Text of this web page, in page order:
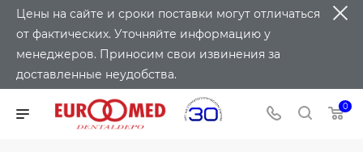
Цены на сайте и сроки поставки могут отличаться
от фактических. Уточняйте информацию у
менеджеров. Приносим свои извинения за
доставленные неудобства.
0